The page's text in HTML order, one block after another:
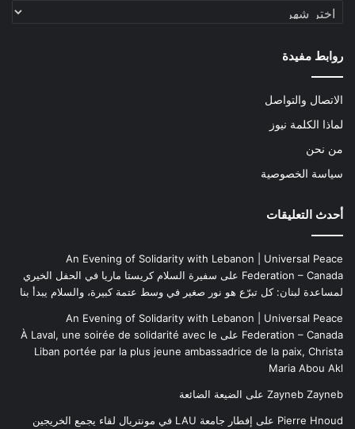
الأرشيف
روابط مفيدة
الاتصال والتواصل
لماذا الكلمة نيوز
من نحن
سياسة الخصوصية
أحدث التعليقات
An Evening of Solidarity with Lebanon | Universal Peace
Federation – Canada على سفيرة السلام كريستا ماريا في الحفل الخيري
لمساعدة لبنان: كل تبرّع هو نور صغير في وسط عتمة كبيرة، والسلام يبدأ بنا
An Evening of Solidarity with Lebanon | Universal Peace
Federation – Canada على À Laval, une soirée de solidarité avec le
Liban portée par la plus jeune ambassadrice de la paix, Christa
Maria Abou Akl
Zayneb Zayneb على الضيعة الضائعة
Pierre Hnoud على
إفطار جامعة LAU في مونتريال لقاء يجمع الخريجين